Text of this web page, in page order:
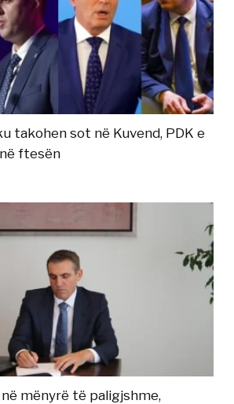
takohen sot në Kuvend, PDK e
ftesën
mënyrë të paligjshme,